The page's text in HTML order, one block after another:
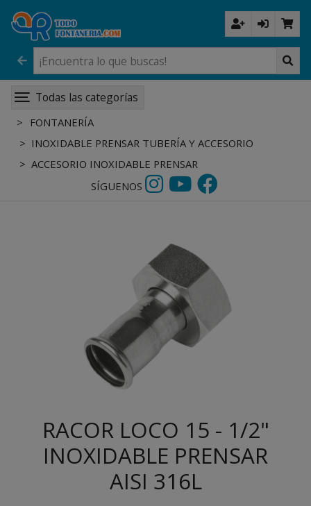
Todas las categorías
FONTANERÍA
INOXIDABLE PRENSAR TUBERÍA Y ACCESORIO
ACCESORIO INOXIDABLE PRENSAR
SÍGUENOS
RACOR LOCO 15 - 1/2"
INOXIDABLE PRENSAR
AISI 316L